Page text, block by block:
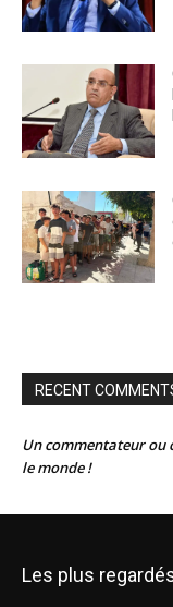
RECENT
Un commentateur ou
le monde !
Les plus